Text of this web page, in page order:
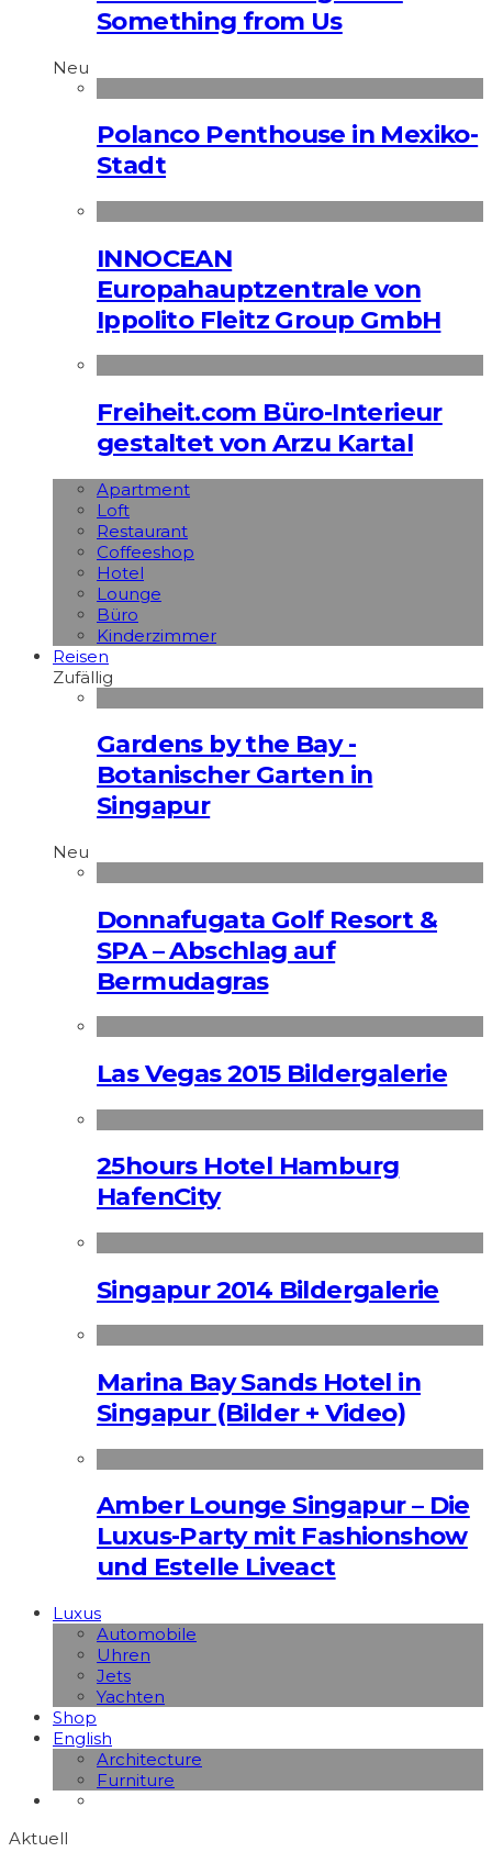
Something from Us
Neu
Polanco Penthouse in Mexiko-
Stadt
INNOCEAN
Europahauptzentrale von
Ippolito Fleitz Group GmbH
Freiheit.com Büro-Interieur
gestaltet von Arzu Kartal
Apart­ment
Loft
Restaurant
Coffeeshop
Hotel
Lounge
Büro
Kinderzimmer
Reisen
Zufällig
Gardens by the Bay -
Botanischer Garten in
Singapur
Neu
Donnafugata Golf Resort &
SPA – Abschlag auf
Bermudagras
Las Vegas 2015 Bildergalerie
25hours Hotel Hamburg
HafenCity
Singapur 2014 Bildergalerie
Marina Bay Sands Hotel in
Singapur (Bilder + Video)
Amber Lounge Singapur – Die
Luxus-Party mit Fashionshow
und Estelle Liveact
Luxus
Automobile
Uhren
Jets
Yachten
Shop
English
Architecture
Furniture
Aktuell